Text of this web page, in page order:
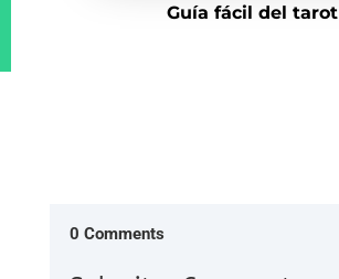
Guía fácil del tarot
0 Comments